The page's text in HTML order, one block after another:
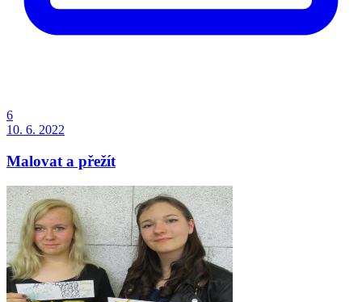
6
10. 6. 2022
Malovat a přežít